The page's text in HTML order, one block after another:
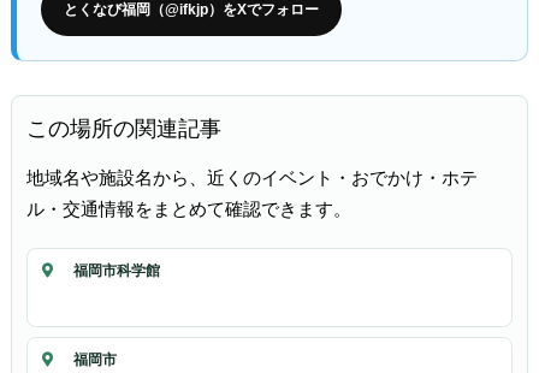
とくなび福岡（@ifkjp）をXでフォロー
この場所の関連記事
地域名や施設名から、近くのイベント・おでかけ・ホテ
ル・交通情報をまとめて確認できます。
福岡市科学館
福岡市